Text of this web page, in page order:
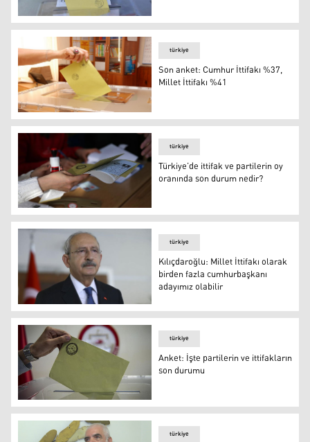
Anket: Parti ve ittifakların oylarında son durum
Son anket: Cumhur İttifakı %37, Millet İttifakı %41
türkiye
Son anket: Cumhur İttifakı %37,
Millet İttifakı %41
Türkiye’de ittifak ve partilerin oy oranında son durum
türkiye
Türkiye’de ittifak ve partilerin oy
oranında son durum nedir?
Kemal Kılıçdaroğlu
türkiye
Kılıçdaroğlu: Millet İttifakı olarak
birden fazla cumhurbaşkanı
adayımız olabilir
Anket: İşte partilerin ve ittifakların son durumu
türkiye
Anket: İşte partilerin ve ittifakların
son durumu
türkiye